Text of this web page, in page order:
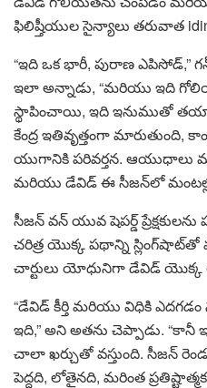
ఫిలిష్తీయుల సైన్యాలు తరువాత
“ఇది ఒక భారీ, పురాణ ఎపిసోడ్,”
ఇలా అన్నాడు, “మరియు ఇది
స్థాపించాయి, ఇది ఇనుముతో
కేంద్ర ఇతివృత్తంగా మారుతుంది,
యుగానికి పరివర్తన.
మరియు డేవిడ్ ఈ సీజన్‌లో
సీజన్ వన్ యువ షెపర్డ్
చరిత్ర యొక్క పథాన్ని స్లింగ్‌షాట్‌తో
చార్టులు యోధునిగా డేవిడ్ యొక్క
“డేవిడ్ కీర్తి మరియు విధికి
ఇది,” అని అతను చెప్పాడు. “కానీ
చాలా ఖర్చుతో వస్తుంది. సీజన్
పెద్దది, లోతైనది, మరింత